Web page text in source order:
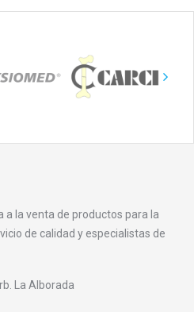
la venta de productos para la
de calidad y especialistas de
La Alborada